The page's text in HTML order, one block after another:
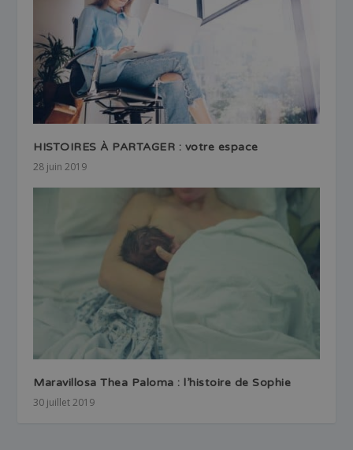
HISTOIRES À PARTAGER : votre espace
28 juin 2019
Maravillosa Thea Paloma : l’histoire de Sophie
30 juillet 2019